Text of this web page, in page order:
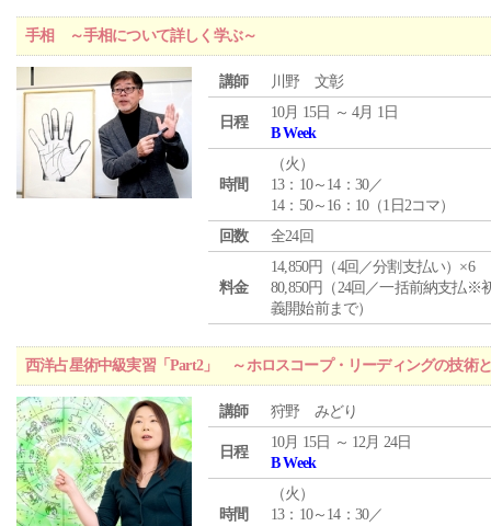
手相 ～手相について詳しく学ぶ～
講師 川野 文彰
日程
10月 15日 ～ 4月 1日
B Week
時間
（火 ）
13：10～14：30／
14：50～16：10（1日2コマ）
回数
全24回
料金
14,850円（4回／分割支払い）×6
80,850円（24回／一括前納支払※
義開始前まで）
西洋占星術中級実習「Part2」 ～ホロスコープ・リーディングの技術
講師 狩野 みどり
日程
10月 15日 ～ 12月 24日
B Week
時間
（火 ）
13：10～14：30／